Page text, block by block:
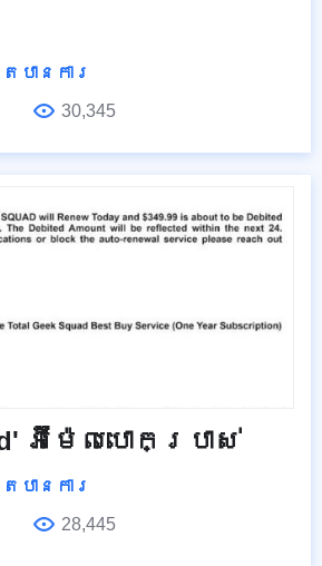
បានការ
30,345
អ៊ីម៉ែលបោកប្រាស់
បានការ
28,445